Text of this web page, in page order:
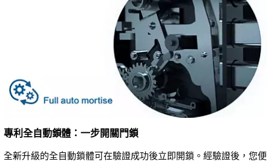
專利全自動鎖體：一步開關門鎖
全新升級的全自動鎖體可在驗證成功後立即開鎖。經驗證後，您便